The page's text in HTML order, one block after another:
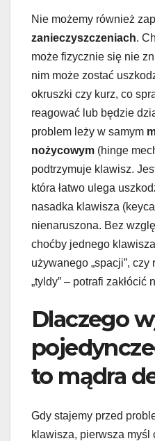
Nie możemy również
zanieczyszczeniach.
może fizycznie się nie
nim może zostać
okruszki czy kurz, co
reagować lub będzie
problem leży w samym
nożycowym (hinge
podtrzymuje klawisz.
która łatwo ulega
nasadka klawisza
nienaruszona. Bez
choćby jednego
używanego „spacji”,
„tyldy” – potrafi zakłócić
Dlaczego
to mądra
Gdy stajemy przed
klawisza, pierwsza myśl